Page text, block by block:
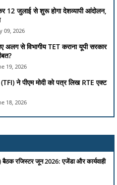
12 जुलाई से शुरू होगा देशव्यापी आंदोलन,
09, 2026
अलग से विभागीय TET कराना यूपी सरकार
19, 2026
ने पीएम मोदी को पत्र लिख RTE एक्ट
18, 2026
बैठक रजिस्टर जून 2026: एजेंडा और कार्यवाही